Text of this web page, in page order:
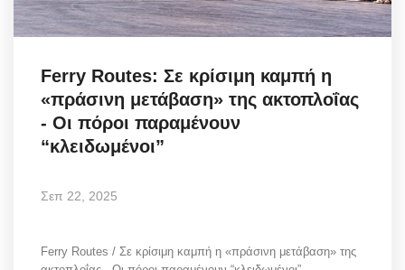
Ferry Routes: Σε κρίσιμη καμπή η
«πράσινη μετάβαση» της ακτοπλοΐας
- Οι πόροι παραμένουν
“κλειδωμένοι”
Σεπ 22, 2025
Ferry Routes / Σε κρίσιμη καμπή η «πράσινη μετάβαση» της